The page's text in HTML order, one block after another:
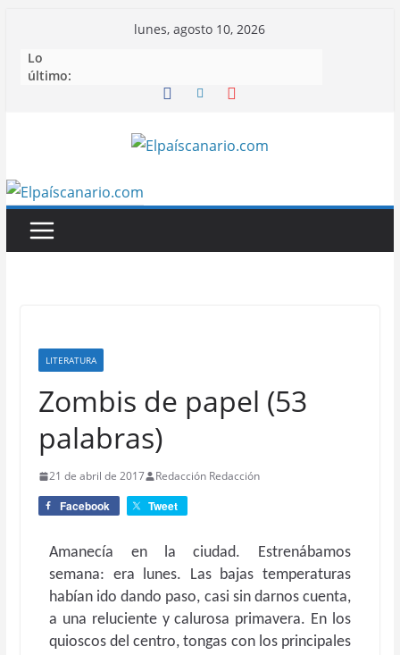
contenido
lunes, agosto 10, 2026
Lo
último:
LITERATURA
Zombis de papel (53
palabras)
21 de abril de 2017 Redacción Redacción
Facebook Tweet
Amanecía en la ciudad. Estrenábamos
semana: era lunes. Las bajas temperaturas
habían ido dando paso, casi sin darnos cuenta,
a una reluciente y calurosa primavera. En los
quioscos del centro, tongas con los principales